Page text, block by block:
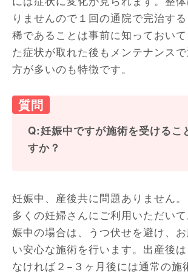
りませんので１回の通院で完治す
稀であることは事前に知っておい
た症状が取れた後もメンテナンス
方が多いのも特徴です。
Q:妊娠中ですが施術を受けるこ
すか？
妊娠中、産後共に問題ありません。
多くの妊婦さんにご利用いただい
娠中の場合は、うつ伏せを避け、
い安心な施術を行います。出産後
なければ２−３ヶ月後には通常の施